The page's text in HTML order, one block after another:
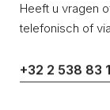
Heeft u vragen
telefonisch of
+32 2 538 83